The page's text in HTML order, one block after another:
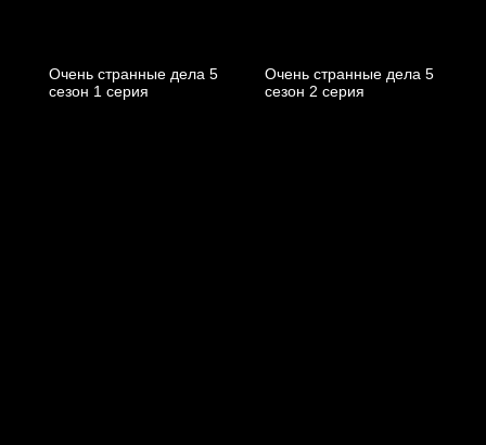
Очень странные дела 5
cезон 1 cерия
Очень странные дела 5
cезон 2 cерия